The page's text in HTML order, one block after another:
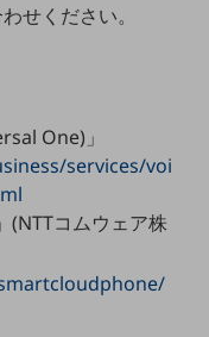
せください。
One)」
services/voi
(NTTコムウェア株